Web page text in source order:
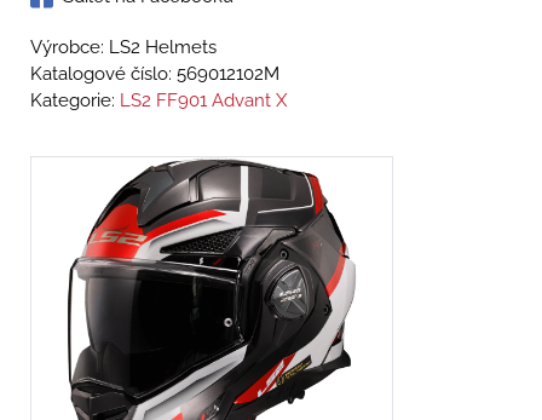
Výrobce: LS2 Helmets
Katalogové číslo: 569012102M
Kategorie: LS2 FF901 Advant X